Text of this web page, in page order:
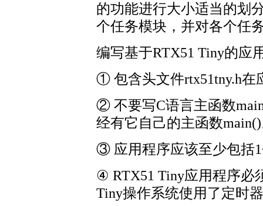
的功能进行大小适当的
个任务模块，并对各个任
编写基于RTX51 Tiny的应
① 包含头文件rtx51tny.h在
② 不要写C语言主函数
经有它自己的主函数
③ 应用程序应该至少包括
④ RTX51 Tiny应用程序必
Tiny操作系统使用了定时